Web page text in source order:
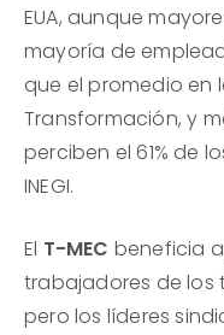
EUA, aunque
mayoría de
que el promedio en
Transformación, y
perciben el 61% de
INEGI.
El T-MEC beneficia
trabajadores de los
pero los líderes